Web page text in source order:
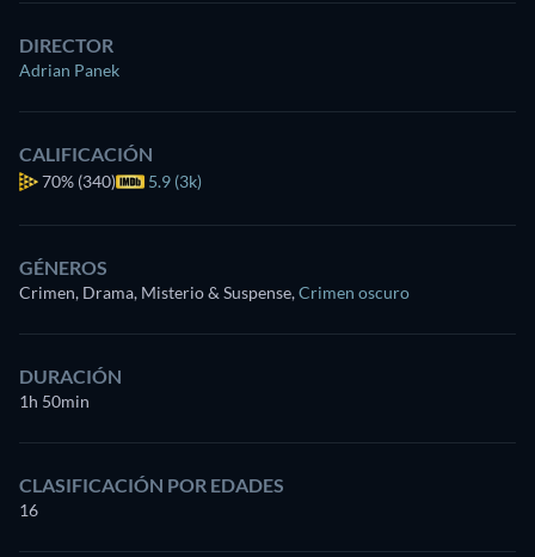
DIRECTOR
Adrian Panek
CALIFICACIÓN
70% (340) 5.9 (3k)
GÉNEROS
Crimen, Drama, Misterio & Suspense,Crimen oscuro
DURACIÓN
1h 50min
CLASIFICACIÓN POR EDADES
16